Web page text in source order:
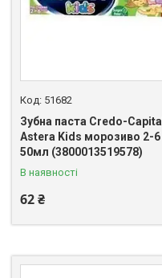
51682
Зубна паста Credo-Capital
Astera Kids морозиво 2-6
50мл (3800013519578)
В наявності
62 ₴